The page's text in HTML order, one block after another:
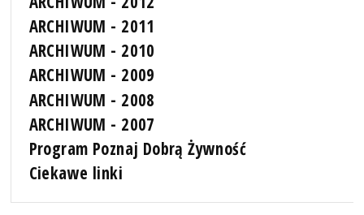
ARCHIWUM - 2011
ARCHIWUM - 2010
ARCHIWUM - 2009
ARCHIWUM - 2008
ARCHIWUM - 2007
Program Poznaj Dobrą Żywność
Ciekawe linki